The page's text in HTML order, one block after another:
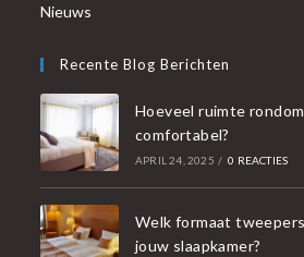
Nieuws
Recente Blog Berichten
Hoeveel ruimte
comfortabel?
APRIL 24, 2025 / 0 REACTIES
Welk formaat
jouw slaapkamer?